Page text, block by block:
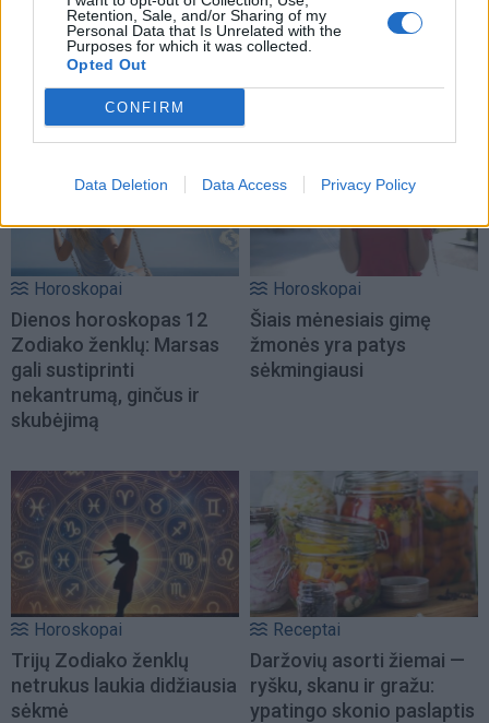
Retention, Sale, and/or Sharing of my
Personal Data that Is Unrelated with the
Purposes for which it was collected.
Opted Out
CONFIRM
Data Deletion Data Access Privacy Policy
NAUJI
Horoskopai
Dienos horoskopas 12
Zodiako ženklų: Marsas
gali sustiprinti
nekantrumą, ginčus ir
skubėjimą
Horoskopai
Šiais mėnesiais gimę
žmonės yra patys
sėkmingiausi
Horoskopai
Trijų Zodiako ženklų
netrukus laukia didžiausia
sėkmė
Receptai
Daržovių asorti žiemai —
ryšku, skanu ir gražu:
ypatingo skonio paslaptis